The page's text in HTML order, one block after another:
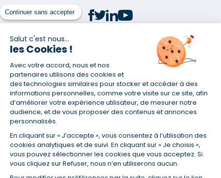
Continuer sans accepter
Salut c'est nous...
les Cookies !
Avec votre accord, nous et nos
partenaires utilisons des cookies et
des technologies similaires pour stocker et accéder à des
informations personnelles, comme votre visite sur ce site, afin
d’améliorer votre expérience utilisateur, de mesurer notre
audience, et de vous proposer des contenus et annonces
personnalisés.
En cliquant sur « J’accepte », vous consentez à l’utilisation des
cookies analytiques et de suivi. En cliquant sur « Je choisis »,
vous pouvez sélectionner les cookies que vous acceptez. Si
vous cliquez sur Refuser, nous n’en utiliserons aucun.
(1) Taux fixe national hors assurance et selon votre profil
(2) Économie de 65 % pour l'assurance d'un prêt amortissable de 330
457,23 € à 0,90 % sur 19,5 ans, accordé à un salarié non cadre assuré à
100 % (décès, PTIA, IPP, ITT, IPP) âgé de 36 ans fumeur et une personne
salariée non cadre assurée à 100 % (décès, PTIA, IPP, ITT, IPP) âgée de 35
ans et non-fumeur, tous deux sans risque médical connu. Au
14/07/2019, coût de l'assurance proposée par la banque 179,08 €/mois
en moyenne contre 64,60 €/mois en moyenne au 14/07/2022 avec
Empruntis.com (TAEA : 0,44 %, coût total de l'assurance : 15 117,65 €).
(3) Taux minimum pour un crédit consommation d'un montant fixé entre
5 000 et 20 000 euros, selon profil et durée.
(4) La diminution du montant des mensualités entraîne l'allongement
de la durée de remboursement ainsi que la hausse du coût total du